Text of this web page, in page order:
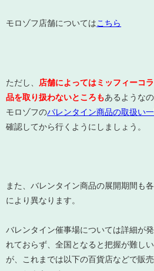
モロゾフ店舗についてはこちら
ただし、
店舗によってはミッフィーコ
品を取り扱わないところもあるようなの
モロゾフのバレンタイン商品の取扱い
確認してから行くようにしましょう。
また、バレンタイン商品の展開期間も
により異なります。
バレンタイン催事場については詳細が
れておらず、全国となると把握が難し
が、これまでは以下の百貨店などで販